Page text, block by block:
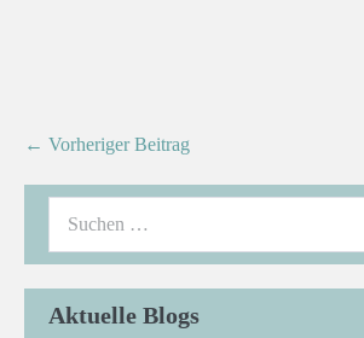
← Vorheriger Beitrag
Aktuelle Blogs